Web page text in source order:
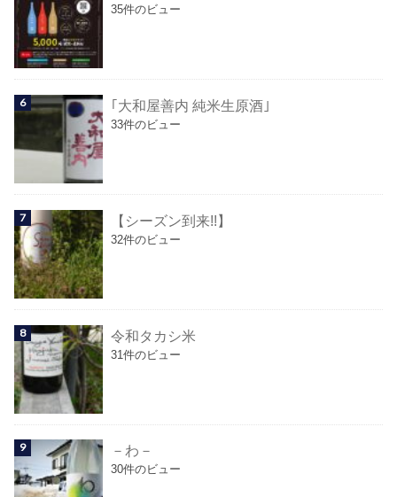
35件のビュー
｢大和屋善内 純米生原酒｣
33件のビュー
【シーズン到来!!】
32件のビュー
令和タカシ米
31件のビュー
－わ－
30件のビュー